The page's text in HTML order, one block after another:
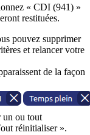
« CDI (941) »
restituées.
pouvez supprimer
et relancer votre
de la façon
un ou tout
réinitialiser ».